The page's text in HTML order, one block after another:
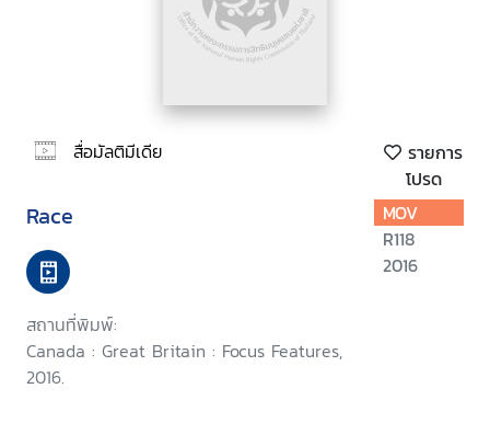
สื่อมัลติมีเดีย
รายการ
โปรด
Race
สถานที่พิมพ์:
Canada : Great Britain : Focus Features,
2016.
MOV
R118
2016